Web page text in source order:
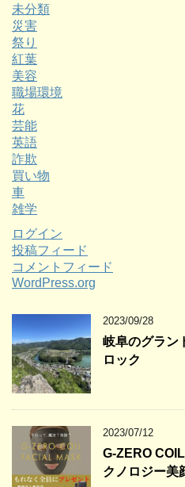
未分類
災害
祭り
紅葉
美容
職場環境
花
芸能
英語
詐欺
買い物
車
雑学
ログイン
投稿フィード
コメントフィード
WordPress.org
2023/09/28
岐阜のグラン
ロック
2023/07/12
G-ZERO
クノロジー美